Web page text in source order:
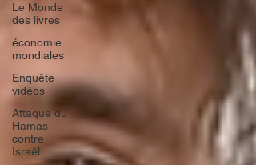
Le Monde
des livres
économie
mondiales
Enquête
vidéos
Attaque du
Hamas
contre
Israël